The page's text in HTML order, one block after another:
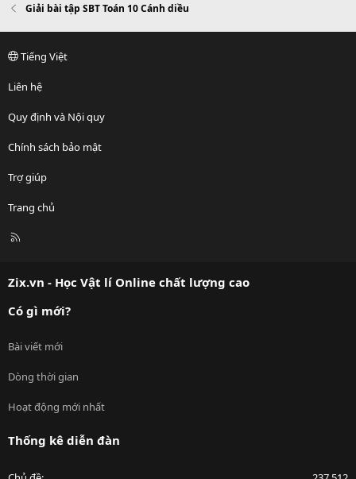
Giải bài tập SBT Toán 10 Cánh diều
Tiếng Việt
Liên hệ
Quy định và Nội quy
Chính sách bảo mật
Trợ giúp
Trang chủ
R
Zix.vn - Học Vật lí Online chất lượng cao
Có gì mới?
Bài viết mới
Dòng thời gian
Hoạt động mới nhất
Thống kê diễn đàn